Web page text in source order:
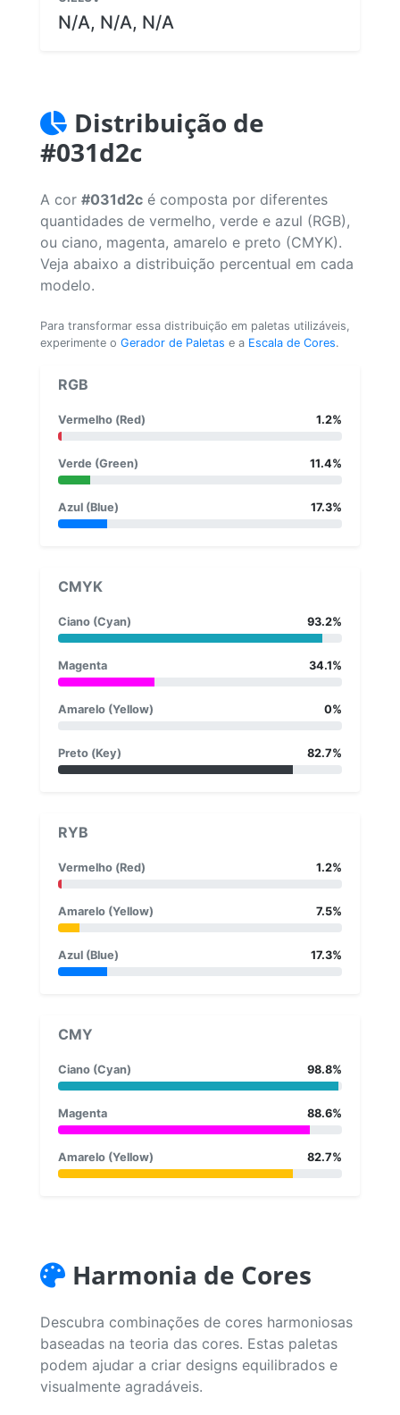
N/A, N/A, N/A
Distribuição de
#031d2c
A cor #031d2c é composta por diferentes
quantidades de vermelho, verde e azul (RGB),
ou ciano, magenta, amarelo e preto (CMYK).
Veja abaixo a distribuição percentual em cada
modelo.
Para transformar essa distribuição em paletas utilizáveis,
experimente o Gerador de Paletas e a Escala de Cores.
RGB
Vermelho (Red) 1.2%
Verde (Green) 11.4%
Azul (Blue) 17.3%
CMYK
Ciano (Cyan) 93.2%
Magenta 34.1%
Amarelo (Yellow) 0%
Preto (Key) 82.7%
RYB
Vermelho (Red) 1.2%
Amarelo (Yellow) 7.5%
Azul (Blue) 17.3%
CMY
Ciano (Cyan) 98.8%
Magenta 88.6%
Amarelo (Yellow) 82.7%
Harmonia de Cores
Descubra combinações de cores harmoniosas
baseadas na teoria das cores. Estas paletas
podem ajudar a criar designs equilibrados e
visualmente agradáveis.